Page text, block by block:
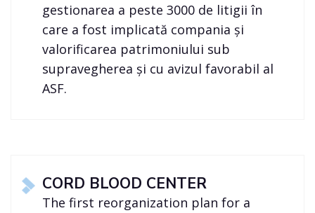
gestionarea a peste 3000 de litigii în
care a fost implicată compania și
valorificarea patrimoniului sub
supravegherea și cu avizul favorabil al
ASF.
CORD BLOOD CENTER
The first reorganization plan for a